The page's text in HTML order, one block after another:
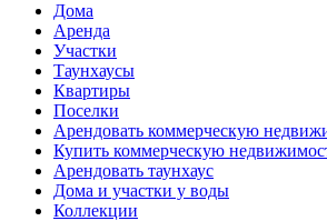
Дома
Аренда
Участки
Таунхаусы
Квартиры
Поселки
Арендовать коммерческую
Купить коммерческую
Арендовать таунхаус
Дома и участки у воды
Коллекции